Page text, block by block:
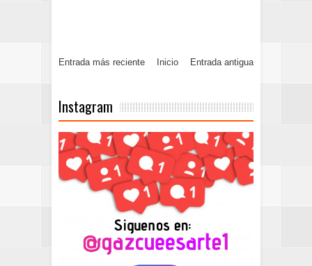
Entrada más reciente Entrada antigua
Inicio
Instagram